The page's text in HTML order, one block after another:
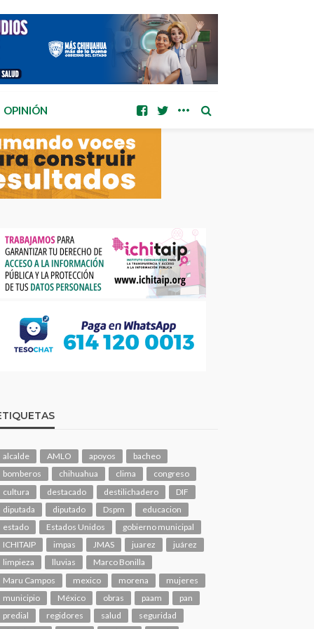
OPINIÓN
alcalde AMLO apoyos
bacheo
bomberos
chihuahua clima
congreso
cultura
destacado destilichadero
DIF
diputada
diputado Dspm
educacion
estado
Estados Unidos
gobierno municipal
ICHITAIP
impas JMAS juarez
juárez
limpieza
lluvias
Marco Bonilla
Maru Campos
mexico morena
mujeres
municipio
México obras paam
pan
predial
regidores salud
seguridad